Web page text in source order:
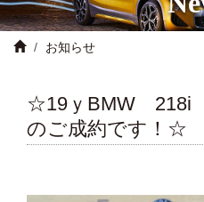
お知らせ
☆19ｙBMW 218i
のご成約です！☆